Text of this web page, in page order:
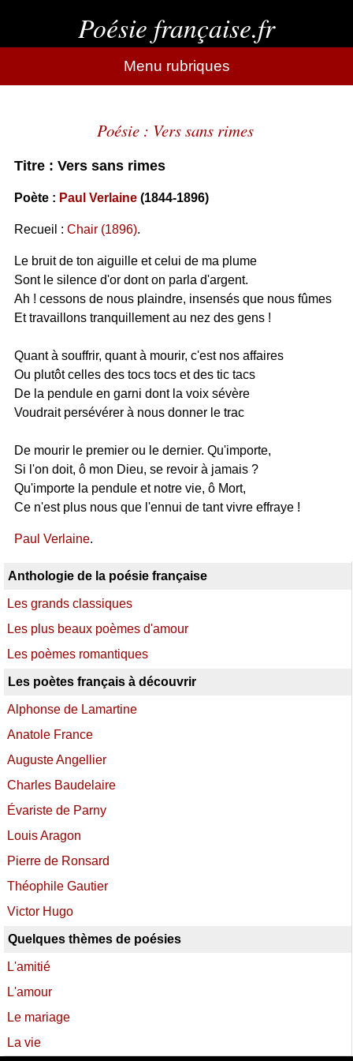
Poésie française.fr
Menu rubriques
Poésie : Vers sans rimes
Titre : Vers sans rimes
Poète : Paul Verlaine(1844-1896)
Recueil : Chair (1896).
Le bruit de ton aiguille et celui de ma plume
Sont le silence d'or dont on parla d'argent.
Ah ! cessons de nous plaindre, insensés que nous fûmes
Et travaillons tranquillement au nez des gens !
Quant à souffrir, quant à mourir, c'est nos affaires
Ou plutôt celles des tocs tocs et des tic tacs
De la pendule en garni dont la voix sévère
Voudrait persévérer à nous donner le trac
De mourir le premier ou le dernier. Qu'importe,
Si l'on doit, ô mon Dieu, se revoir à jamais ?
Qu'importe la pendule et notre vie, ô Mort,
Ce n'est plus nous que l'ennui de tant vivre effraye !
Paul Verlaine.
Anthologie de la poésie française
Les grands classiques
Les plus beaux poèmes d'amour
Les poèmes romantiques
Les poètes français à découvrir
Alphonse de Lamartine
Anatole France
Auguste Angellier
Charles Baudelaire
Évariste de Parny
Louis Aragon
Pierre de Ronsard
Théophile Gautier
Victor Hugo
Quelques thèmes de poésies
L'amitié
L'amour
Le mariage
La vie